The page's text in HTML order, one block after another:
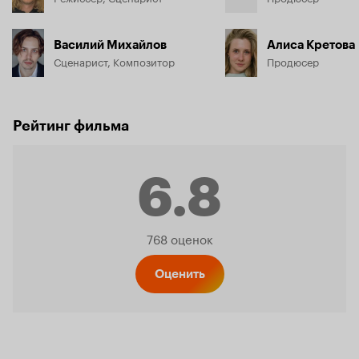
Василий Михайлов
Сценарист, Композитор
Алиса Кретова
Продюсер
Рейтинг фильма
6.8
Рейтинг
768 оценок
Оценить